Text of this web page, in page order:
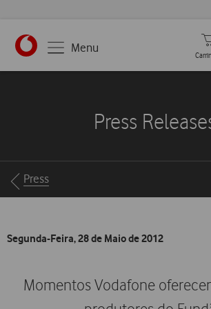
https://www.vodafone.pt
Menu
Press
Breadcrumbs
Press
Segunda-Feira, 28 de Maio de 2012
Momentos Vodafone